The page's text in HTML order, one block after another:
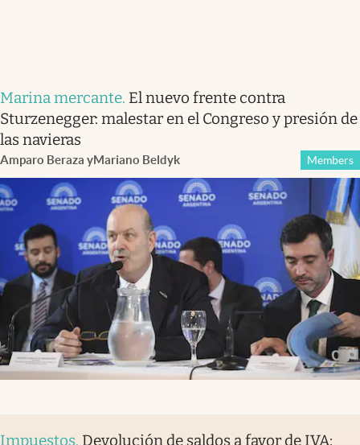
Marina mercante. El nuevo frente contra
Sturzenegger: malestar en el Congreso y presión de
las navieras
Amparo Beraza yMariano Beldyk Members
Impuestos. Devolución de saldos a favor de IVA: